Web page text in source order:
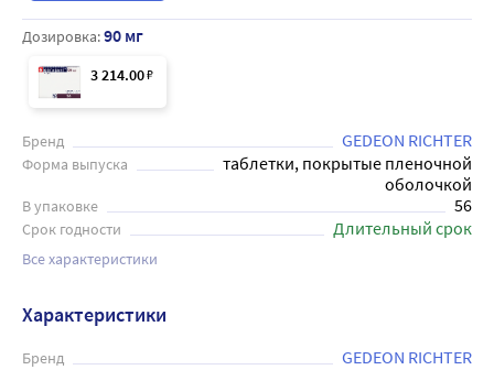
Дозировка:90 мг
3 214.00₽
Бренд GEDEON RICHTER
Форма выпуска
таблетки, покрытые пленочной
оболочкой
В упаковке 56
Срок годности Длительный срок
Все характеристики
Характеристики
Бренд GEDEON RICHTER